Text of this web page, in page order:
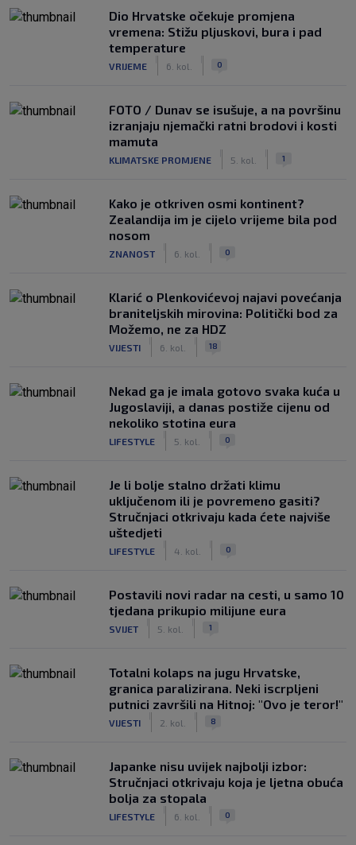
Dio Hrvatske očekuje promjena
vremena: Stižu pljuskovi, bura i pad
temperature
VRIJEME 6. kol. 0
FOTO / Dunav se isušuje, a na površinu
izranjaju njemački ratni brodovi i kosti
mamuta
KLIMATSKE PROMJENE 5. kol. 1
Kako je otkriven osmi kontinent?
Zealandija im je cijelo vrijeme bila pod
nosom
ZNANOST 6. kol. 0
Klarić o Plenkovićevoj najavi povećanja
braniteljskih mirovina: Politički bod za
Možemo, ne za HDZ
VIJESTI 6. kol. 18
Nekad ga je imala gotovo svaka kuća u
Jugoslaviji, a danas postiže cijenu od
nekoliko stotina eura
LIFESTYLE 5. kol. 0
Je li bolje stalno držati klimu
uključenom ili je povremeno gasiti?
Stručnjaci otkrivaju kada ćete najviše
uštedjeti
LIFESTYLE 4. kol. 0
Postavili novi radar na cesti, u samo 10
tjedana prikupio milijune eura
SVIJET 5. kol. 1
Totalni kolaps na jugu Hrvatske,
granica paralizirana. Neki iscrpljeni
putnici završili na Hitnoj: "Ovo je teror!"
VIJESTI 2. kol. 8
Japanke nisu uvijek najbolji izbor:
Stručnjaci otkrivaju koja je ljetna obuća
bolja za stopala
LIFESTYLE 6. kol. 0